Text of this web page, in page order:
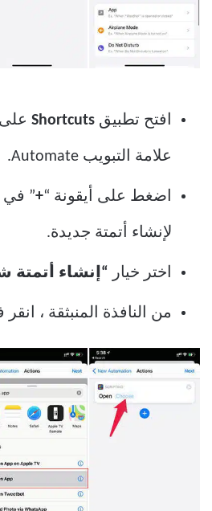
افتح تطبيق Shortcuts على
علامة التبويب Automate.
اضغط على أيقونة “+” في
لإنشاء أتمتة جديدة.
اختر خيار “إنشاء أتمتة
من النافذة المنبثقة ،